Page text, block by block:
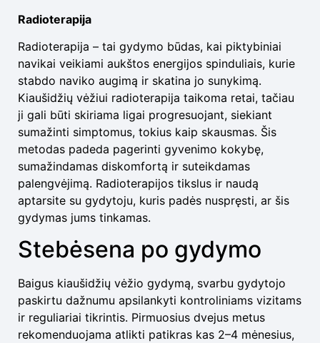
Radioterapija
Radioterapija – tai gydymo būdas, kai piktybiniai
navikai veikiami aukštos energijos spinduliais, kurie
stabdo naviko augimą ir skatina jo sunykimą.
Kiaušidžių vėžiui radioterapija taikoma retai, tačiau
ji gali būti skiriama ligai progresuojant, siekiant
sumažinti simptomus, tokius kaip skausmas. Šis
metodas padeda pagerinti gyvenimo kokybę,
sumažindamas diskomfortą ir suteikdamas
palengvėjimą. Radioterapijos tikslus ir naudą
aptarsite su gydytoju, kuris padės nuspręsti, ar šis
gydymas jums tinkamas.
Stebėsena po gydymo
Baigus kiaušidžių vėžio gydymą, svarbu gydytojo
paskirtu dažnumu apsilankyti kontroliniams vizitams
ir reguliariai tikrintis. Pirmuosius dvejus metus
rekomenduojama atlikti patikras kas 2–4 mėnesius,